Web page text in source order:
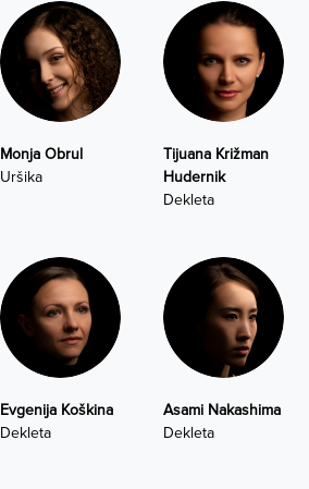
Monja Obrul
Uršika
Tijuana Križman
Hudernik
Dekleta
Evgenija Koškina
Dekleta
Asami Nakashima
Dekleta